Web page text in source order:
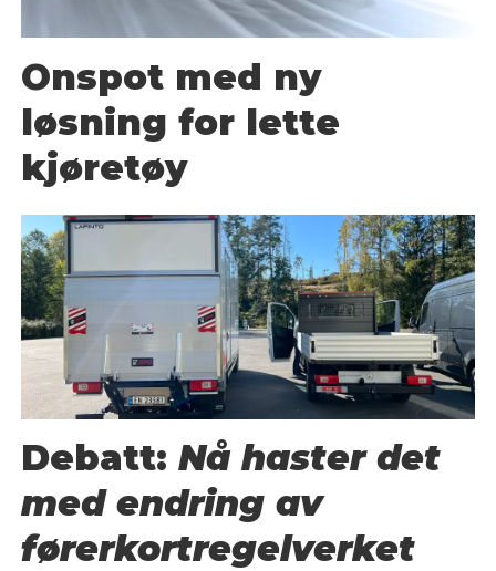
Onspot med ny
løsning for lette
kjøretøy
Debatt:Nå haster det
med endring av
førerkortregelverket